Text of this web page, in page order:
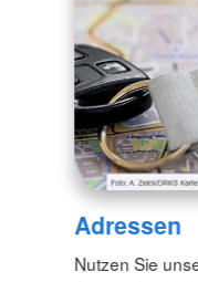
Adressen
Nutzen Sie